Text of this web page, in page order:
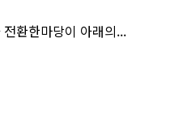
환한마당이 아래의...